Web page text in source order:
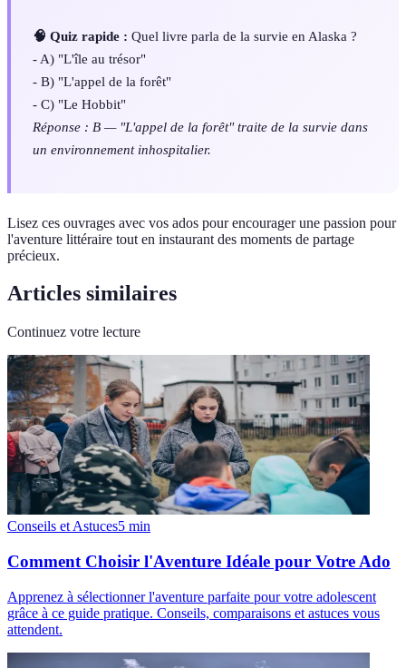
🧠 Quiz rapide : Quel livre parla de la survie en Alaska ?
- A) "L'île au trésor"
- B) "L'appel de la forêt"
- C) "Le Hobbit"
Réponse : B — "L'appel de la forêt" traite de la survie dans
un environnement inhospitalier.
Lisez ces ouvrages avec vos ados pour encourager une passion pour
l'aventure littéraire tout en instaurant des moments de partage
précieux.
Articles similaires
Continuez votre lecture
Conseils et Astuces5 min
Comment Choisir l'Aventure Idéale pour Votre Ado
Apprenez à sélectionner l'aventure parfaite pour votre adolescent
grâce à ce guide pratique. Conseils, comparaisons et astuces vous
attendent.